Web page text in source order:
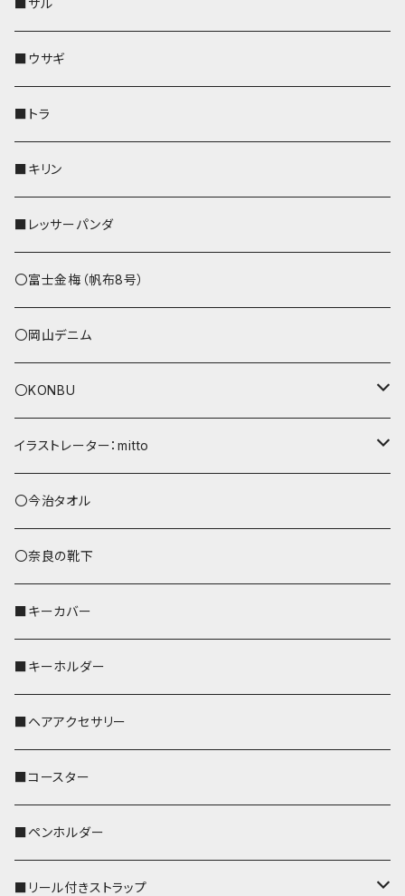
その他
その他
靴下・ミニタオル
財布
その他
その他
財布
その他
リール付きストラップ
リールのみ
ストラップ付
財布
ストラップ付
キーケース
ペンホルダー
AppleWatchバンド
L字ファスナー財布
その他
Apple Watchバンド
■サル
■ウサギ
■トラ
■キリン
■レッサーパンダ
〇富士金梅（帆布8号）
〇岡山デニム
〇KONBU
ショルダーバッグ
あずまバッグ
トートバッグ（L）
バッグインバッグ
イラストレーター：mitto
シマエナガ
ハシビロコウ
オカメインコ
歌うオカメちゃん
おかめ３兄弟
セキセイインコ
文鳥
鹿
ペンギン
〇今治タオル
〇奈良の靴下
■キーカバー
■キーホルダー
■ヘアアクセサリー
■コースター
■ペンホルダー
■リール付きストラップ